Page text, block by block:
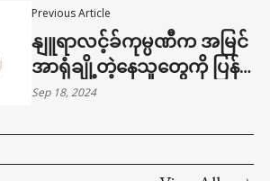
Previous Article
နျူရာလင့်ခ်ကုမ္ပဏီက အမြင်
အာရုံချို့တဲ့နေသူတွေကို ပြန်
မြင်ရအောင် ကူညီပေးမဲ့
ရဲ့ ထုတ်လုပ်မှုခွင့်ပြုချက် ရ
Sep 18, 2024